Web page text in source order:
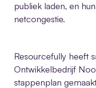
publiek laden, en
netcongestie.
Resourcefully heeft
Ontwikkelbedrijf
stappenplan